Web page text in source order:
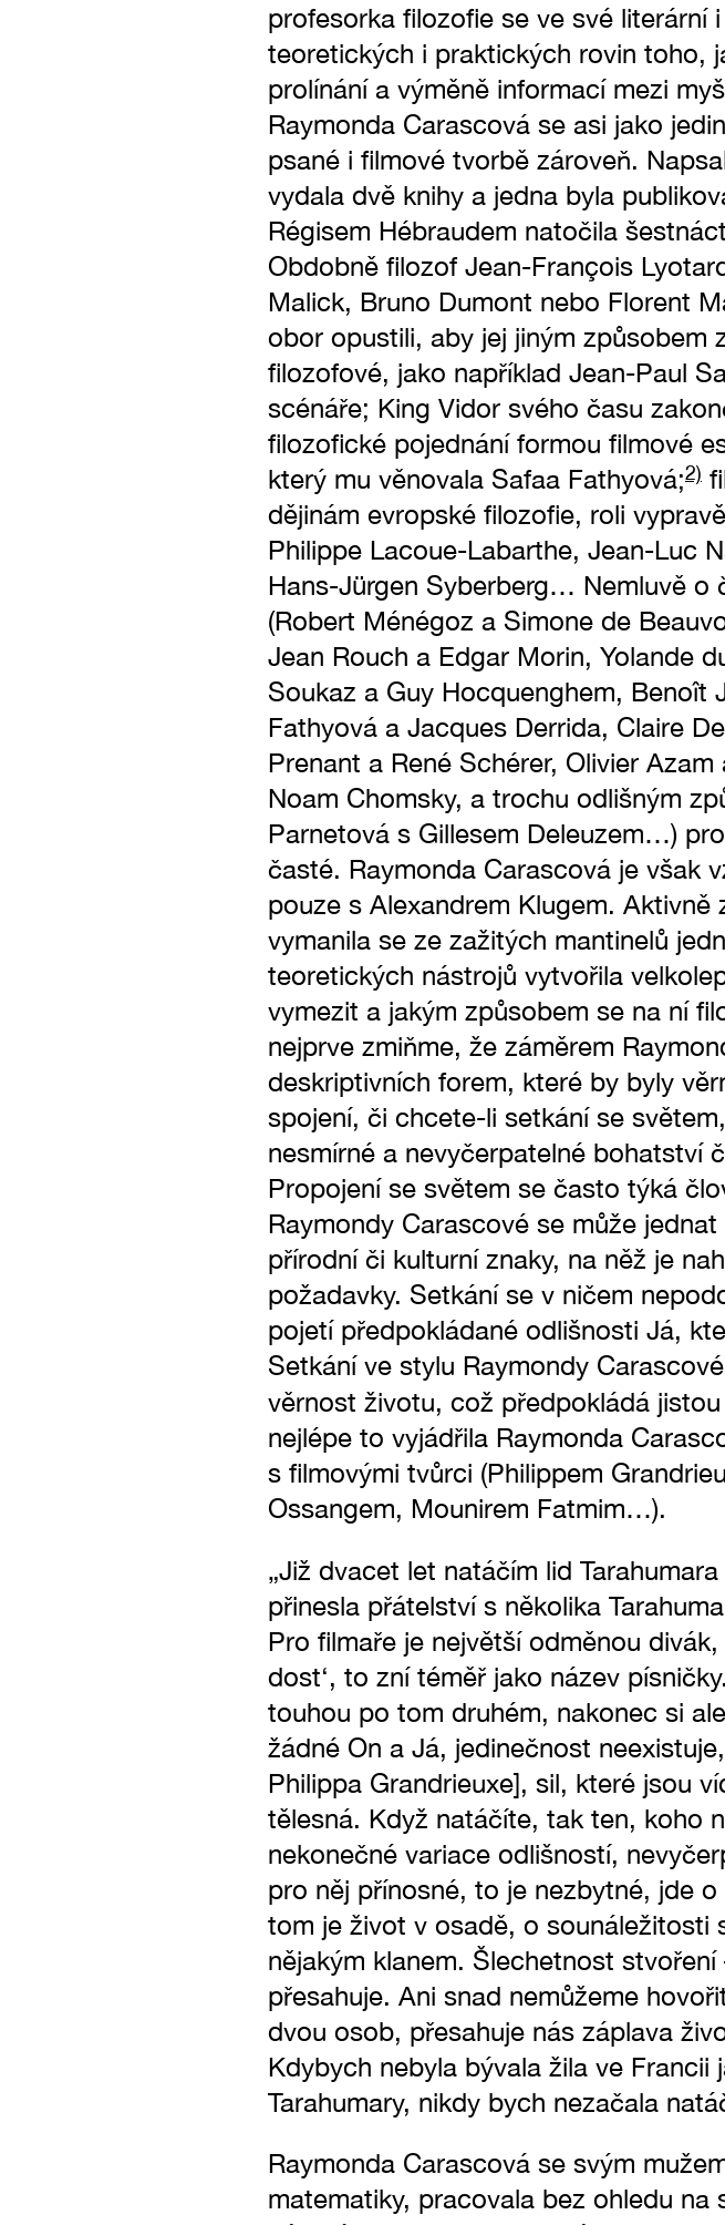
profesorka filozofie se ve své literární
teoretických i praktických rovin toho,
prolínání a výměně informací mezi
Raymonda Carascová se asi jako
psané i filmové tvorbě zároveň.
vydala dvě knihy a jedna byla
Régisem Hébraudem natočila
Obdobně filozof Jean-François
Malick, Bruno Dumont nebo Florent
obor opustili, aby jej jiným způsobem
filozofové, jako například Jean-Paul
scénáře; King Vidor svého času
filozofické pojednání formou filmové
který mu věnovala Safaa Fathyová;2)
dějinám evropské filozofie, roli
Philippe Lacoue-Labarthe, Jean-Luc
Hans-Jürgen Syberberg… Nemluvě o
(Robert Ménégoz a Simone de
Jean Rouch a Edgar Morin, Yolande
Soukaz a Guy Hocquenghem, Benoît
Fathyová a Jacques Derrida, Claire
Prenant a René Schérer, Olivier
Noam Chomsky, a trochu odlišným
Parnetová s Gillesem Deleuzem…)
časté. Raymonda Carascová je však
pouze s Alexandrem Klugem.
vymanila se ze zažitých mantinelů
teoretických nástrojů vytvořila
vymezit a jakým způsobem se na ní
nejprve zmiňme, že záměrem
deskriptivních forem, které by byly
spojení, či chcete-li setkání se
nesmírné a nevyčerpatelné bohatství
Propojení se světem se často týká
Raymondy Carascové se může
přírodní či kulturní znaky, na něž je
požadavky. Setkání se v ničem
pojetí předpokládané odlišnosti Já,
Setkání ve stylu Raymondy
věrnost životu, což předpokládá
nejlépe to vyjádřila Raymonda
s filmovými tvůrci (Philippem
Ossangem, Mounirem Fatmim…).
„Již dvacet let natáčím lid
přinesla přátelství s několika
Pro filmaře je největší odměnou
dost‘, to zní téměř jako název
touhou po tom druhém, nakonec si
žádné On a Já, jedinečnost
Philippa Grandrieuxe], sil, které jsou
tělesná. Když natáčíte, tak ten, koho
nekonečné variace odlišností,
pro něj přínosné, to je nezbytné, jde
tom je život v osadě, o sounáležitosti
nějakým klanem. Šlechetnost
přesahuje. Ani snad nemůžeme
dvou osob, přesahuje nás záplava
Kdybych nebyla bývala žila ve
Tarahumary, nikdy bych nezačala
Raymonda Carascová se svým
matematiky, pracovala bez ohledu